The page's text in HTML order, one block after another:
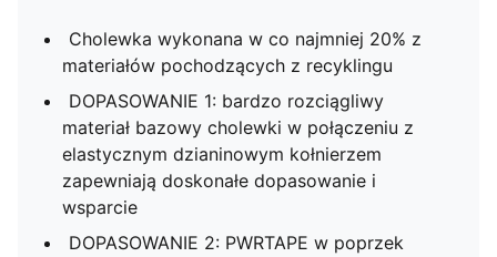
Cholewka wykonana w co najmniej 20% z
materiałów pochodzących z recyklingu
DOPASOWANIE 1: bardzo rozciągliwy
materiał bazowy cholewki w połączeniu z
elastycznym dzianinowym kołnierzem
zapewniają doskonałe dopasowanie i
wsparcie
DOPASOWANIE 2: PWRTAPE w poprzek